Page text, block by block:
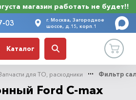
магазин работать не будет!!
03
г. Москва, Загородное
шоссе, д.15, корп.1
Каталог
для ТО, расходники Фильтр
Ford C-max